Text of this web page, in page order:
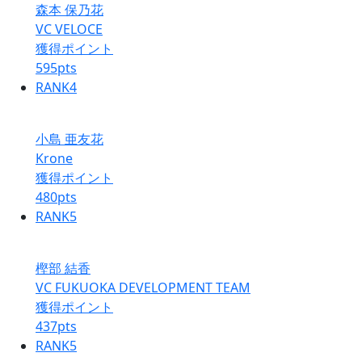
森本 保乃花
VC VELOCE
獲得ポイント
595pts
RANK4
小島 亜友花
Krone
獲得ポイント
480pts
RANK5
樫部 結香
VC FUKUOKA DEVELOPMENT TEAM
獲得ポイント
437pts
RANK5